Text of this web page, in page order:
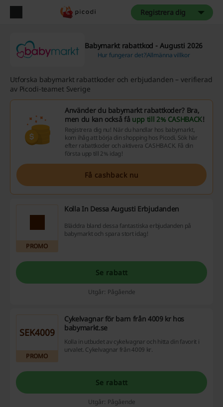
Registrera dig
Babymarkt rabattkod - Augusti 2026
Hur fungerar det?Allmänna villkor
Utforska babymarkt rabattkoder och erbjudanden – verifierad
av Picodi-teamet Sverige
Använder du babymarkt rabattkoder? Bra,
men du kan också få upp till 2% CASHBACK!
Registrera dig nu! När du handlar hos babymarkt,
kom ihåg att börja din shopping hos Picodi. Sök här
efter rabattkoder och aktivera CASHBACK. Få din
första upp till 2% idag!
Få cashback nu
PROMO
Kolla In Dessa Augusti Erbjudanden
Bläddra bland dessa fantastiska erbjudanden på
babymarkt och spara stort idag!
Se rabatt
Utgår: Pågående
SEK4009
PROMO
Cykelvagnar för barn från 4009 kr hos
babymarkt.se
Kolla in utbudet av cykelvagnar och hitta din favorit i
urvalet. Cykelvagnar från 4009 kr.
Se rabatt
Utgår: Pågående